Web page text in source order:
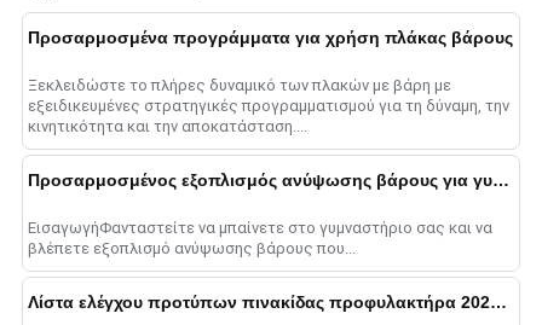
Προσαρμοσμένα προγράμματα για χρήση πλάκας βάρους
Ξεκλειδώστε το πλήρες δυναμικό των πλακών με βάρη με
εξειδικευμένες στρατηγικές προγραμματισμού για τη δύναμη, την
κινητικότητα και την αποκατάσταση....
Προσαρμοσμένος εξοπλισμός ανύψωσης βάρους για γυμναστήρια
ΕισαγωγήΦανταστείτε να μπαίνετε στο γυμναστήριο σας και να
βλέπετε εξοπλισμό ανύψωσης βάρους που...
Λίστα ελέγχου προτύπων πινακίδας προφυλακτήρα 2025: Συμβουλές ποιότητας